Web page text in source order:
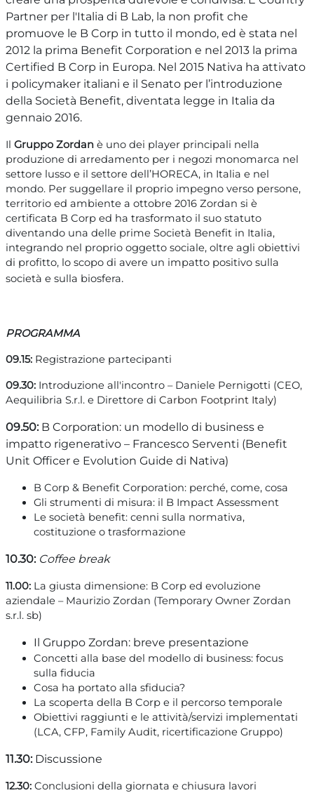
Partner per l'Italia di B Lab, la non profit che
promuove le B Corp in tutto il mondo, ed è stata nel
2012 la prima Benefit Corporation e nel 2013 la prima
Certified B Corp in Europa. Nel 2015 Nativa ha attivato
i policymaker italiani e il Senato per l’introduzione
della Società Benefit, diventata legge in Italia da
gennaio 2016.
Il Gruppo Zordan è uno dei player principali nella
produzione di arredamento per i negozi monomarca nel
settore lusso e il settore dell’HORECA, in Italia e nel
mondo. Per suggellare il proprio impegno verso persone,
territorio ed ambiente a ottobre 2016 Zordan si è
certificata B Corp ed ha trasformato il suo statuto
diventando una delle prime Società Benefit in Italia,
integrando nel proprio oggetto sociale, oltre agli obiettivi
di profitto, lo scopo di avere un impatto positivo sulla
società e sulla biosfera.
PROGRAMMA
09.15: Registrazione partecipanti
09.30: Introduzione all'incontro – Daniele Pernigotti (CEO,
Aequilibria S.r.l. e Direttore di Carbon Footprint Italy)
09.50: B Corporation: un modello di business e
impatto rigenerativo – Francesco Serventi (Benefit
Unit Officer e Evolution Guide di Nativa)
B Corp & Benefit Corporation: perché, come, cosa
Gli strumenti di misura: il B Impact Assessment
Le società benefit: cenni sulla normativa,
costituzione o trasformazione
10.30: Coffee break
11.00: La giusta dimensione: B Corp ed evoluzione
aziendale – Maurizio Zordan (Temporary Owner Zordan
s.r.l. sb)
Il Gruppo Zordan: breve presentazione
Concetti alla base del modello di business: focus
sulla fiducia
Cosa ha portato alla sfiducia?
La scoperta della B Corp e il percorso temporale
Obiettivi raggiunti e le attività/servizi implementati
(LCA, CFP, Family Audit, ricertificazione Gruppo)
11.30: Discussione
12.30: Conclusioni della giornata e chiusura lavori